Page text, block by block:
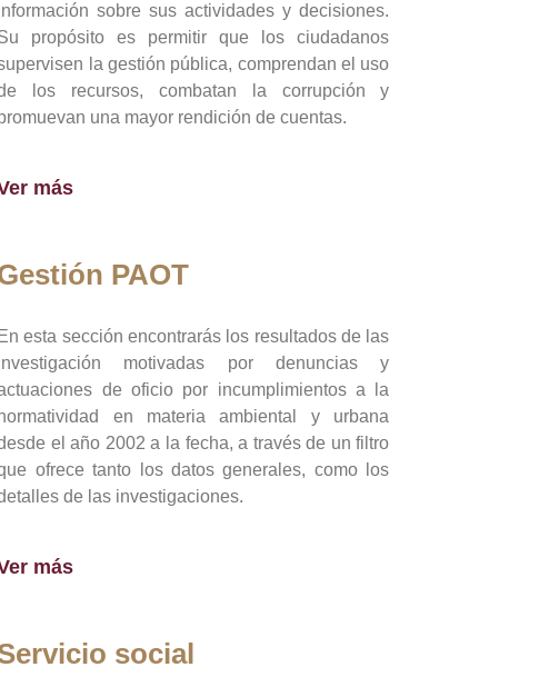
sobre sus actividades y decisiones.
propósito es permitir que los ciudadanos
la gestión pública, comprendan el uso
los recursos, combatan la corrupción y
una mayor rendición de cuentas.
más
PAOT
En esta sección encontrarás los resultados de las
motivadas por denuncias y
de oficio por incumplimientos a la
en materia ambiental y urbana
el año 2002 a la fecha, a través de un filtro
ofrece tanto los datos generales, como los
de las investigaciones.
más
social